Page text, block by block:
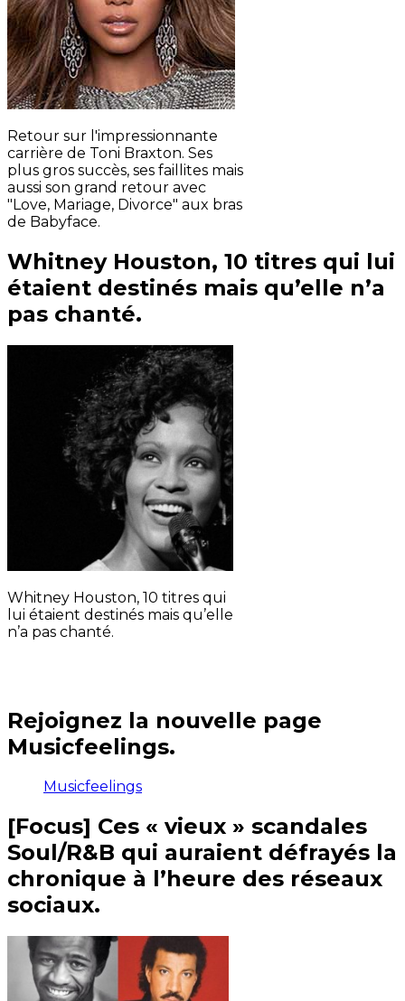
Retour sur l'impressionnante
carrière de Toni Braxton. Ses
plus gros succès, ses faillites mais
aussi son grand retour avec
"Love, Mariage, Divorce" aux bras
de Babyface.
Whitney Houston, 10 titres qui lui
étaient destinés mais qu’elle n’a
pas chanté.
Whitney Houston, 10 titres qui
lui étaient destinés mais qu’elle
n’a pas chanté.
Rejoignez la nouvelle page
Musicfeelings.
Musicfeelings
[Focus] Ces « vieux » scandales
Soul/R&B qui auraient défrayés la
chronique à l’heure des réseaux
sociaux.